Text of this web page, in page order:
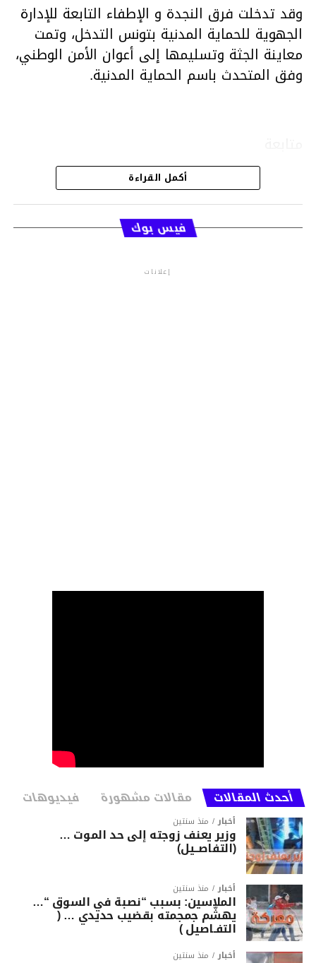
وقد تدخلت فرق النجدة و الإطفاء التابعة للإدارة
الجهوية للحماية المدنية بتونس التدخل، وتمت
معاينة الجثة وتسليمها إلى أعوان الأمن الوطني،
وفق المتحدث باسم الحماية المدنية.
قسم الاخبار
أكمل القراءة
فيس بوك
إعلانات
أحدث المقالات مقالات مشهورة فيديوهات
أخبار منذ سنتين
وزير يعنف زوجته إلى حد الموت …
(التفاصــيل)
أخبار منذ سنتين
الملاسين: بسبب “نصبة في السوق “…
يهشّم جمجمته بقضيب حديدي … (
التفـاصيل )
أخبار منذ سنتين